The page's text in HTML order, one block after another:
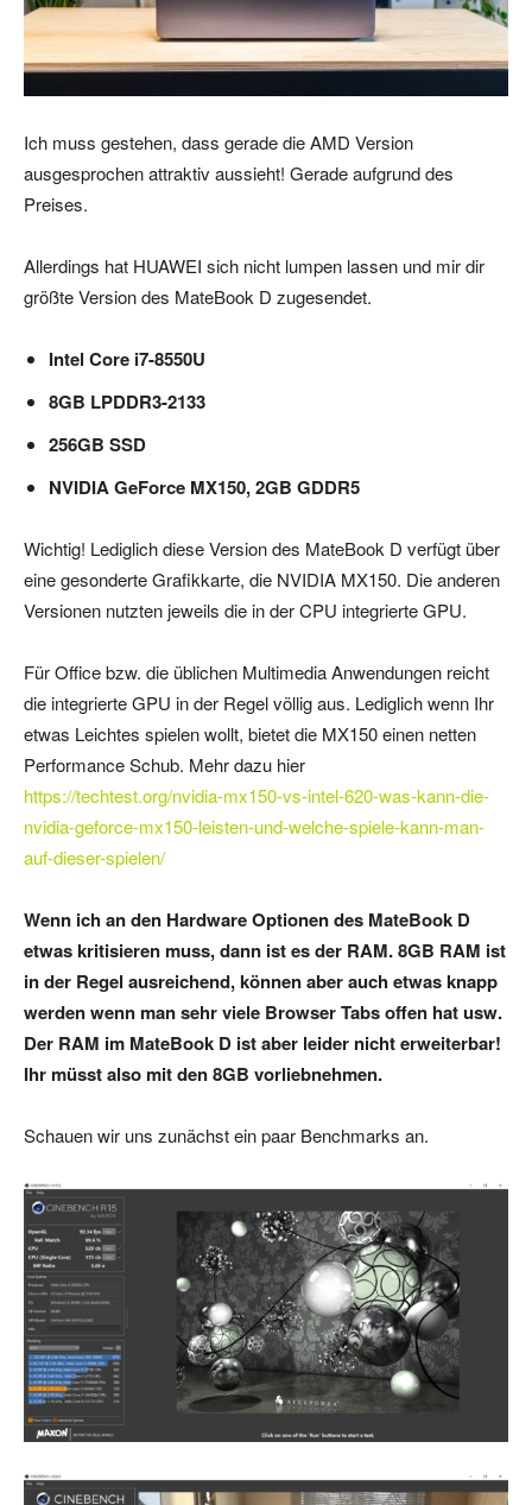
Ich muss gestehen, dass gerade die AMD Version
ausgesprochen attraktiv aussieht! Gerade aufgrund des
Preises.
Allerdings hat HUAWEI sich nicht lumpen lassen und mir dir
größte Version des MateBook D zugesendet.
Intel Core i7-8550U
8GB LPDDR3-2133
256GB SSD
NVIDIA GeForce MX150, 2GB GDDR5
Wichtig! Lediglich diese Version des MateBook D verfügt über
eine gesonderte Grafikkarte, die NVIDIA MX150. Die anderen
Versionen nutzten jeweils die in der CPU integrierte GPU.
Für Office bzw. die üblichen Multimedia Anwendungen reicht
die integrierte GPU in der Regel völlig aus. Lediglich wenn Ihr
etwas Leichtes spielen wollt, bietet die MX150 einen netten
Performance Schub. Mehr dazu hier
https://techtest.org/nvidia-mx150-vs-intel-620-was-kann-die-
nvidia-geforce-mx150-leisten-und-welche-spiele-kann-man-
auf-dieser-spielen/
Wenn ich an den Hardware Optionen des MateBook D
etwas kritisieren muss, dann ist es der RAM. 8GB RAM ist
in der Regel ausreichend, können aber auch etwas knapp
werden wenn man sehr viele Browser Tabs offen hat usw.
Der RAM im MateBook D ist aber leider nicht erweiterbar!
Ihr müsst also mit den 8GB vorliebnehmen.
Schauen wir uns zunächst ein paar Benchmarks an.